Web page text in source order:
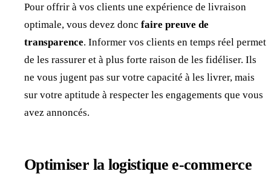
Pour offrir à vos clients une expérience de livraison
optimale, vous devez donc faire preuve de
transparence. Informer vos clients en temps réel permet
de les rassurer et à plus forte raison de les fidéliser. Ils
ne vous jugent pas sur votre capacité à les livrer, mais
sur votre aptitude à respecter les engagements que vous
avez annoncés.
Optimiser la logistique e-commerce